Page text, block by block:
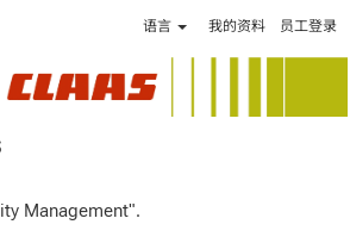
语言 我的资料 员工登录
页
面）
Management".